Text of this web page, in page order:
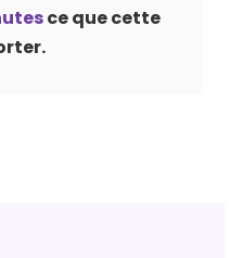
ce que cette